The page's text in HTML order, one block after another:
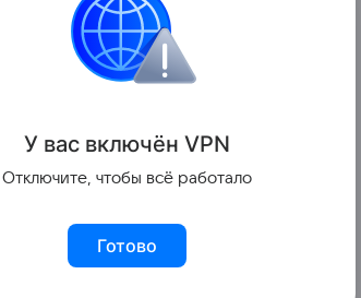
вице-премьера
объем составлял 500
добычи и экспорта
2024 года
— говорится
У вас включён VPN
Отключите, чтобы всё работало
Готово